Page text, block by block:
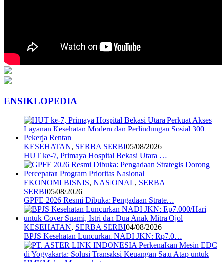
ENSIKLOPEDIA
KESEHATAN, SERBA SERBI05/08/2026
HUT ke-7, Primaya Hospital Bekasi Utara …
EKONOMI BISNIS, NASIONAL, SERBA
SERBI05/08/2026
GPFE 2026 Resmi Dibuka: Pengadaan Strate…
KESEHATAN, SERBA SERBI04/08/2026
BPJS Kesehatan Luncurkan NADI JKN: Rp7.0…